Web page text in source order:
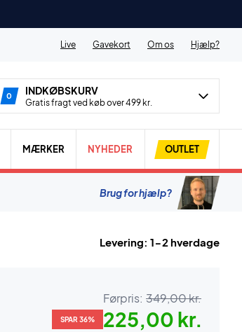
Live Gavekort Om os Hjælp?
0 INDKØBSKURV
Gratis fragt ved køb over 499 kr.
MÆRKER NYHEDER OUTLET
Brug for hjælp?
Levering: 1-2 hverdage
Førpris: 349,00 kr.
SPAR 36% 225,00 kr.